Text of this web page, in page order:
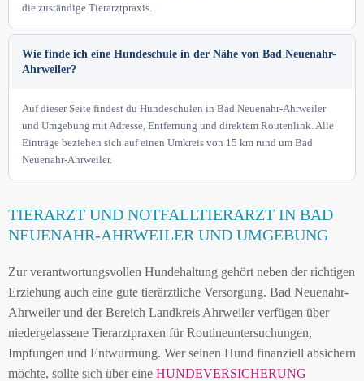
die zuständige Tierarztpraxis.
Wie finde ich eine Hundeschule in der Nähe von Bad Neuenahr-
Ahrweiler?
Auf dieser Seite findest du Hundeschulen in Bad Neuenahr-Ahrweiler
und Umgebung mit Adresse, Entfernung und direktem Routenlink. Alle
Einträge beziehen sich auf einen Umkreis von 15 km rund um Bad
Neuenahr-Ahrweiler.
TIERARZT UND NOTFALLTIERARZT IN BAD
NEUENAHR-AHRWEILER UND UMGEBUNG
Zur verantwortungsvollen Hundehaltung gehört neben der richtigen
Erziehung auch eine gute tierärztliche Versorgung. Bad Neuenahr-
Ahrweiler und der Bereich Landkreis Ahrweiler verfügen über
niedergelassene Tierarztpraxen für Routineuntersuchungen,
Impfungen und Entwurmung. Wer seinen Hund finanziell absichern
möchte, sollte sich über eine HUNDEVERSICHERUNG